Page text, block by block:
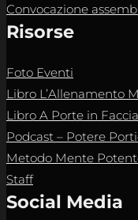
Convocazione
Risorse
Foto Eventi
Libro L’Allenamento
Libro A Porte in Faccia
Podcast – Potere
Metodo Mente
Staff
Social Media